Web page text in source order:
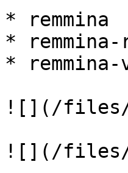
* remmina
*
*
![](/files/-
![](/files/-